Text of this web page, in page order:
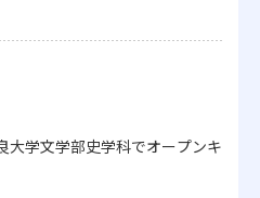
大学文学部史学科でオープンキ